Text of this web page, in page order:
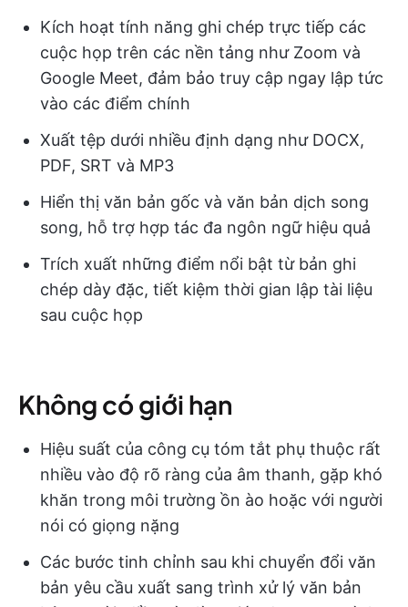
Kích hoạt tính năng ghi chép trực tiếp các
cuộc họp trên các nền tảng như Zoom và
Google Meet, đảm bảo truy cập ngay lập tức
vào các điểm chính
Xuất tệp dưới nhiều định dạng như DOCX,
PDF, SRT và MP3
Hiển thị văn bản gốc và văn bản dịch song
song, hỗ trợ hợp tác đa ngôn ngữ hiệu quả
Trích xuất những điểm nổi bật từ bản ghi
chép dày đặc, tiết kiệm thời gian lập tài liệu
sau cuộc họp
Không có giới hạn
Hiệu suất của công cụ tóm tắt phụ thuộc rất
nhiều vào độ rõ ràng của âm thanh, gặp khó
khăn trong môi trường ồn ào hoặc với người
nói có giọng nặng
Các bước tinh chỉnh sau khi chuyển đổi văn
bản yêu cầu xuất sang trình xử lý văn bản